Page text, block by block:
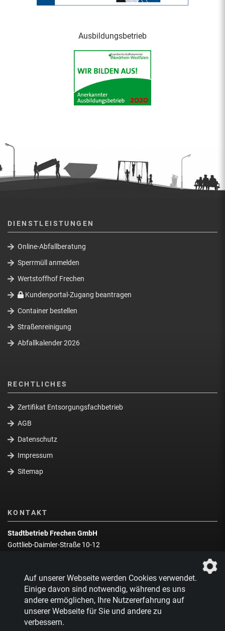
Ausbildungsbetrieb
DIENSTLEISTUNGEN
Online-Abfallberatung
Sperrmüll anmelden
Wertstoffhof Frechen
Kundenportal-Zugang beantragen
Container bestellen
Straßenreinigung
Abfallkalender 2026
RECHTLICHES
Zertifikat Entsorgungsfachbetrieb
AGB
Datenschutz
Impressum
Sitemap
KONTAKT
Stadtbetrieb Frechen GmbH
Gottlieb-Daimler-Straße 10-12
Zentrale:02234 9217-0
Abfallberatung:02234 9217-17
Auf unserer Webseite werden Cookies verwendet.
Einige davon sind notwendig, während es uns
andere ermöglichen, Ihre Nutzererfahrung auf
unserer Webseite für Sie und andere zu
verbessern.